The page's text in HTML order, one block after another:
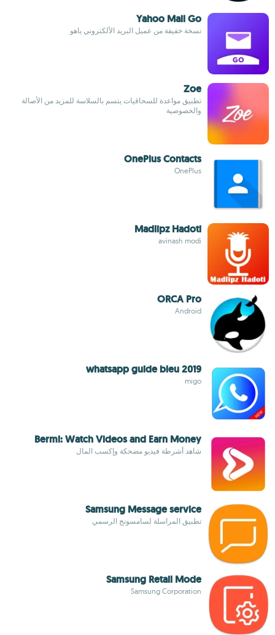
Yahoo Mail Go
نسخة خفيفة من عميل البريد الألكتروني ياهو
Zoe
تطبيق مواعدة للسحاقيات يتسم بالسلاسة للمزيد من الأصالة
والخصوصية
OnePlus Contacts
OnePlus
Madlipz Hadoti
avinash modi
ORCA Pro
Android
whatsapp guide bleu 2019
migo
Bermi: Watch Videos and Earn Money
شاهد أشرطة فيديو مضحكة وإكسب المال
Samsung Message service
تطبيق المراسلة لسامسونج الرسمي
Samsung Retail Mode
Samsung Corporation